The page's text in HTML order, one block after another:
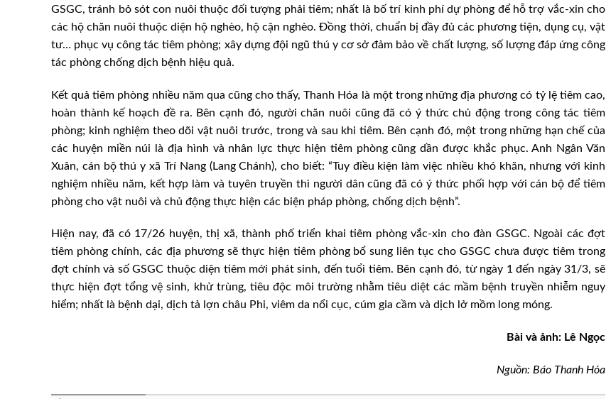
GSGC, tránh bỏ sót con nuôi thuộc đối tượng phải tiêm; nhất là bố trí kinh phí dự phòng để hỗ trợ vắc-xin cho
các hộ chăn nuôi thuộc diện hộ nghèo, hộ cận nghèo. Đồng thời, chuẩn bị đầy đủ các phương tiện, dụng cụ, vật
tư… phục vụ công tác tiêm phòng; xây dựng đội ngũ thú y cơ sở đảm bảo về chất lượng, số lượng đáp ứng công
tác phòng chống dịch bệnh hiệu quả.
Kết quả tiêm phòng nhiều năm qua cũng cho thấy, Thanh Hóa là một trong những địa phương có tỷ lệ tiêm cao,
hoàn thành kế hoạch đề ra. Bên cạnh đó, người chăn nuôi cũng đã có ý thức chủ động trong công tác tiêm
phòng; kinh nghiệm theo dõi vật nuôi trước, trong và sau khi tiêm. Bên cạnh đó, một trong những hạn chế của
các huyện miền núi là địa hình và nhân lực thực hiện tiêm phòng cũng dần được khắc phục. Anh Ngân Văn
Xuân, cán bộ thú y xã Trí Nang (Lang Chánh), cho biết: “Tuy điều kiện làm việc nhiều khó khăn, nhưng với kinh
nghiệm nhiều năm, kết hợp làm và tuyên truyền thì người dân cũng đã có ý thức phối hợp với cán bộ để tiêm
phòng cho vật nuôi và chủ động thực hiện các biện pháp phòng, chống dịch bệnh”.
Hiện nay, đã có 17/26 huyện, thị xã, thành phố triển khai tiêm phòng vắc-xin cho đàn GSGC. Ngoài các đợt
tiêm phòng chính, các địa phương sẽ thực hiện tiêm phòng bổ sung liên tục cho GSGC chưa được tiêm trong
đợt chính và số GSGC thuộc diện tiêm mới phát sinh, đến tuổi tiêm. Bên cạnh đó, từ ngày 1 đến ngày 31/3, sẽ
thực hiện đợt tổng vệ sinh, khử trùng, tiêu độc môi trường nhằm tiêu diệt các mầm bệnh truyền nhiễm nguy
hiểm; nhất là bệnh dại, dịch tả lợn châu Phi, viêm da nổi cục, cúm gia cầm và dịch lở mồm long móng.
Bài và ảnh: Lê Ngọc
Nguồn: Báo Thanh Hóa